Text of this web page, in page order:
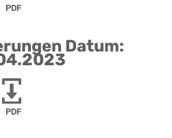
PDF
Datum:
PDF